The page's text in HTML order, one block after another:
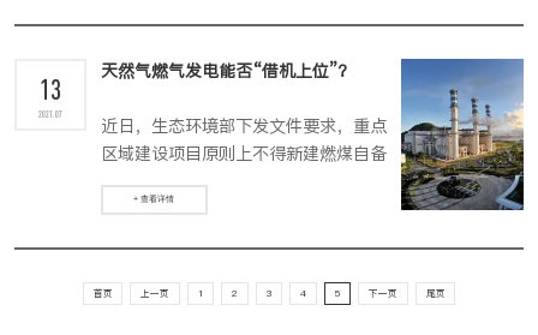
源系统的重要支撑，发挥“桥梁能源”的
13
2021.07
天然气燃气发电能否“借机上位”？
近日，生态环境部下发文件要求，重点
区域建设项目原则上不得新建燃煤自备
电厂，鼓励使用清洁燃料。随着可再生
能源的快速发展及减碳目标的确定，“十
路被认为是能源转型的有效路径。数据
+ 查看详情
首页 上一页 1 2 3 4 5 下一页 尾页